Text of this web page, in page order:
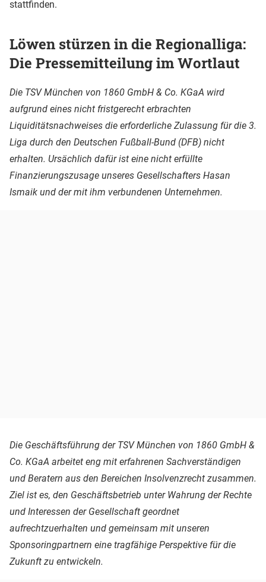
stattfinden.
Löwen stürzen in die Regionalliga:
Die Pressemitteilung im Wortlaut
Die TSV München von 1860 GmbH & Co. KGaA wird
aufgrund eines nicht fristgerecht erbrachten
Liquiditätsnachweises die erforderliche Zulassung für die 3.
Liga durch den Deutschen Fußball-Bund (DFB) nicht
erhalten. Ursächlich dafür ist eine nicht erfüllte
Finanzierungszusage unseres Gesellschafters Hasan
Ismaik und der mit ihm verbundenen Unternehmen.
Die Geschäftsführung der TSV München von 1860 GmbH &
Co. KGaA arbeitet eng mit erfahrenen Sachverständigen
und Beratern aus den Bereichen Insolvenzrecht zusammen.
Ziel ist es, den Geschäftsbetrieb unter Wahrung der Rechte
und Interessen der Gesellschaft geordnet
aufrechtzuerhalten und gemeinsam mit unseren
Sponsoringpartnern eine tragfähige Perspektive für die
Zukunft zu entwickeln.